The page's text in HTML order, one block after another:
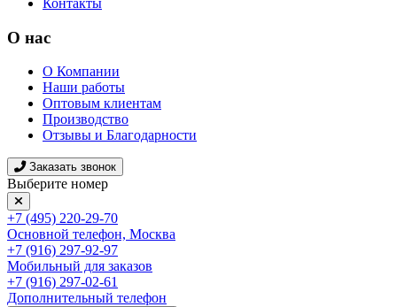
О нас
О Компании
Наши работы
Оптовым клиентам
Производство
Отзывы и Благодарности
Заказать звонок
Выберите номер
+7 (495) 220-29-70
Основной телефон, Москва
+7 (916) 297-92-97
Мобильный для заказов
+7 (916) 297-02-61
Дополнительный телефон